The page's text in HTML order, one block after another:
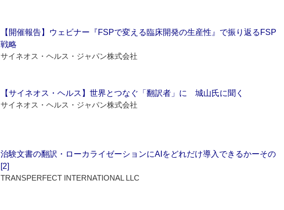
【開催報告】ウェビナー『FSPで変える臨床開発の生産性』で振り返るFSP
戦略
サイネオス・ヘルス・ジャパン株式会社
【サイネオス・ヘルス】世界とつなぐ「翻訳者」に 城山氏に聞く
サイネオス・ヘルス・ジャパン株式会社
治験文書の翻訳・ローカライゼーションにAIをどれだけ導入できるかーその
[2]
TRANSPERFECT INTERNATIONAL LLC